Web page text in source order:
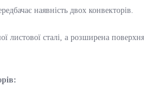
наявність двох конвекторів.
листової сталі, а розширена